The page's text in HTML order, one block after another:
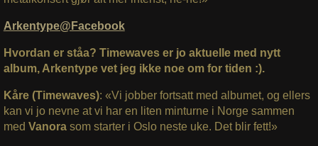
Arkentype@Facebook
Hvordan er ståa? Timewaves er jo aktuelle med nytt
album, Arkentype vet jeg ikke noe om for tiden :).
Kåre (Timewaves): «Vi jobber fortsatt med albumet, og ellers
kan vi jo nevne at vi har en liten minturne i Norge sammen
med Vanorasom starter i Oslo neste uke. Det blir fett!»